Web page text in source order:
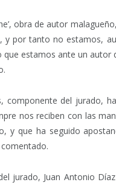
obra de autor
y por tanto no estamos,
estamos ante un
componente del jurado,
nos reciben con las
y que ha seguido
jurado, Juan Antonio